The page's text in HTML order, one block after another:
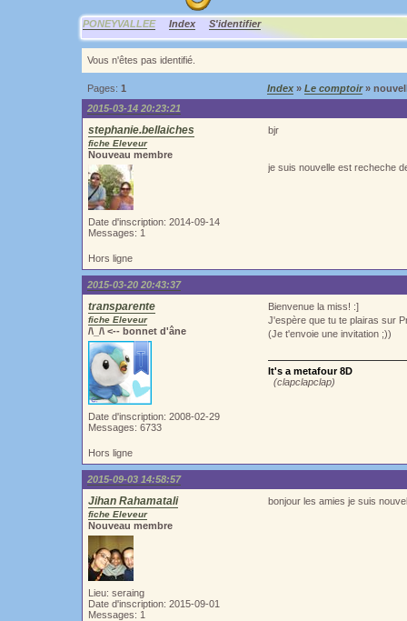
PONEYVALLEE Index S'identifier
Vous n'êtes pas identifié.
Pages: 1 Index » Le comptoir»
2015-03-14 20:23:21
stephanie.bellaiches
fiche Eleveur
Nouveau membre
Date d'inscription: 2014-09-14
Messages: 1
bjr
je suis nouvelle est recheche
Hors ligne
2015-03-20 20:43:37
transparente
fiche Eleveur
/\_/\ <-- bonnet d'âne
Date d'inscription: 2008-02-29
Messages: 6733
Bienvenue la miss! :]
J'espère que tu te plairas sur
(Je t'envoie une invitation ;))
It's a metafour 8D
(clapclapclap)
Hors ligne
2015-09-03 14:58:57
Jihan Rahamatali
fiche Eleveur
Nouveau membre
Lieu: seraing
Date d'inscription: 2015-09-01
Messages: 1
bonjour les amies je suis